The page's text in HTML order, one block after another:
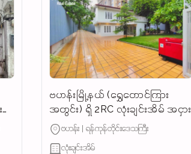
ဗဟန်းမြို့နယ် (ရွှေတောင်ကြား
အတွင်း) ရှိ 2RC လုံးချင်းအိမ် အငှား
ဗဟန်း | ရန်ကုန်တိုင်းဒေသကြီး
လုံးချင်းအိမ်